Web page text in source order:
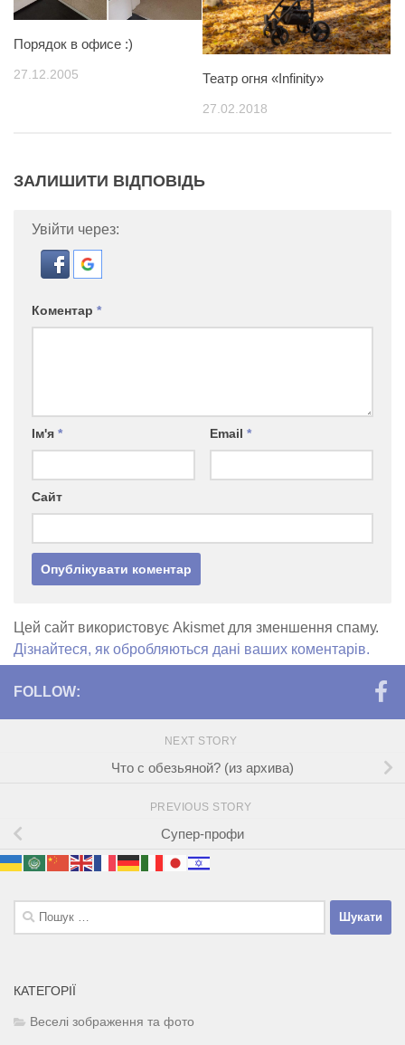
Порядок в офисе :)
27.12.2005 Театр огня «Infinity»
27.02.2018
ЗАЛИШИТИ ВІДПОВІДЬ
Увійти через:
Коментар *
Ім'я * Email *
Сайт
Цей сайт використовує Akismet для зменшення спаму.
Дізнайтеся, як обробляються дані ваших коментарів.
FOLLOW:
NEXT STORY
Что с обезьяной? (из архива)
PREVIOUS STORY
Супер-профи
Пошук:
КАТЕГОРІЇ
Веселі зображення та фото